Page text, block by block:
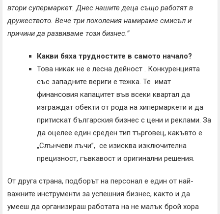
втори супермаркет. Днес нашите деца също работят в
дружеството. Вече три поколения намираме смисъл и
причини да развиваме този бизнес.”
Какви бяха трудностите в самото начало?
Това никак не е лесна дейност . Конкуренцията
със западните вериги е тежка. Те имат
финансовия капацитет във всеки квартал да
изграждат обекти от рода на хипермаркети и да
притискат българския бизнес с цени и реклами. За
да оцелее един среден тип търговец, какъвто е
„Слънчеви лъчи”, се изисква изключителна
прецизност, гъвкавост и оригинални решения.
От друга страна, подборът на персонал е един от най-
важните инструменти за успешния бизнес, както и да
умееш да организираш работата на не малък брой хора